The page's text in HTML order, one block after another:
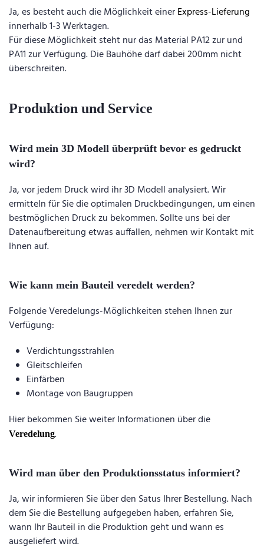
Ja, es besteht auch die Möglichkeit einerExpress-Lieferung
innerhalb 1-3 Werktagen.
Für diese Möglichkeit steht nur das Material PA12 zur und
PA11 zur Verfügung. Die Bauhöhe darf dabei 200mm nicht
überschreiten.
Produktion und Service
Wird mein 3D Modell überprüft bevor es gedruckt
wird?
Ja, vor jedem Druck wird ihr 3D Modell analysiert. Wir
ermitteln für Sie die optimalen Druckbedingungen, um einen
bestmöglichen Druck zu bekommen. Sollte uns bei der
Datenaufbereitung etwas auffallen, nehmen wir Kontakt mit
Ihnen auf.
Wie kann mein Bauteil veredelt werden?
Folgende Veredelungs-Möglichkeiten stehen Ihnen zur
Verfügung:
Verdichtungsstrahlen
Gleitschleifen
Einfärben
Montage von Baugruppen
Hier bekommen Sie weiter Informationen über die
Veredelung.
Wird man über den Produktionsstatus informiert?
Ja, wir informieren Sie über den Satus Ihrer Bestellung. Nach
dem Sie die Bestellung aufgegeben haben, erfahren Sie,
wann Ihr Bauteil in die Produktion geht und wann es
ausgeliefert wird.